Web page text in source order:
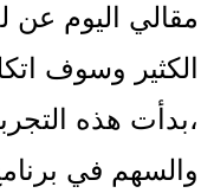
مقالي اليوم عن
الكثير وسوف
والسهم في